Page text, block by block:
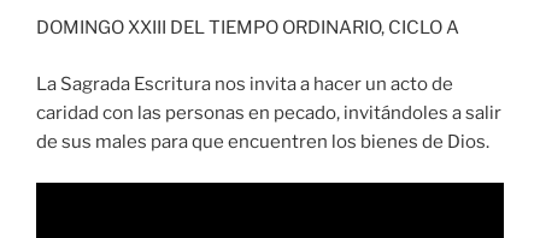
DOMINGO XXIII DEL TIEMPO ORDINARIO, CICLO A
La Sagrada Escritura nos invita a hacer un acto de
caridad con las personas en pecado, invitándoles a salir
de sus males para que encuentren los bienes de Dios.